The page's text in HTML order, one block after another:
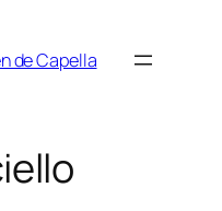
de Capella